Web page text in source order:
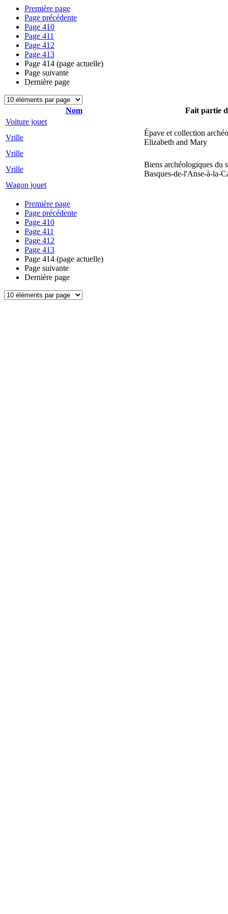
Première page
Page précédente
Page 410
Page 411
Page 412
Page 413
Page 414 (page actuelle)
Page suivante
Dernière page
Nom
Fait partie
Voiture jouet
Vrille
Épave et collection
Elizabeth and Mary
Vrille
Vrille
Biens archéologiques du
Basques-de-l'Anse-à-la-
Wagon jouet
Première page
Page précédente
Page 410
Page 411
Page 412
Page 413
Page 414 (page actuelle)
Page suivante
Dernière page